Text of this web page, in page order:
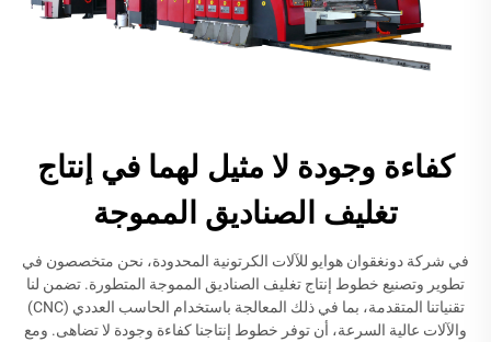
كفاءة وجودة لا مثيل لهما في إنتاج
تغليف الصناديق المموجة
في شركة دونغقوان هوايو للآلات الكرتونية المحدودة، نحن متخصصون في
تطوير وتصنيع خطوط إنتاج تغليف الصناديق المموجة المتطورة. تضمن لنا
تقنياتنا المتقدمة، بما في ذلك المعالجة باستخدام الحاسب العددي (CNC)
والآلات عالية السرعة، أن توفر خطوط إنتاجنا كفاءة وجودة لا تضاهى. ومع